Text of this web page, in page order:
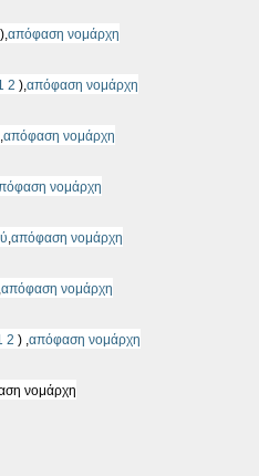
),απόφαση νομάρχη
2 ),απόφαση νομάρχη
απόφαση νομάρχη
νομάρχη
,απόφαση νομάρχη
,απόφαση νομάρχη
2 ) ,απόφαση νομάρχη
νομάρχη